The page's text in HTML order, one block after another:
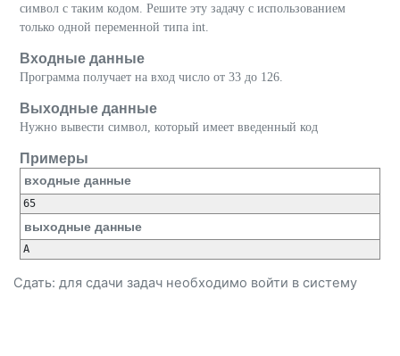
символ с таким кодом. Решите эту задачу с использованием
только одной переменной типа int.
Входные данные
Программа получает на вход число от 33 до 126.
Выходные данные
Нужно вывести символ, который имеет введенный код
Примеры
входные данные
65
выходные данные
A
Сдать: для сдачи задач необходимо войти в систему